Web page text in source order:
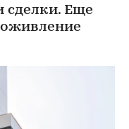
сделки. Еще